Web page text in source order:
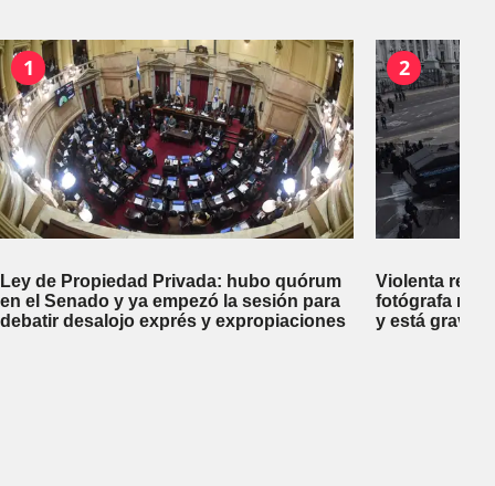
1
Ley de Propiedad Privada: hubo quórum
en el Senado y ya empezó la sesión para
debatir desalojo exprés y expropiaciones
2
Violenta
fotógrafa
y está